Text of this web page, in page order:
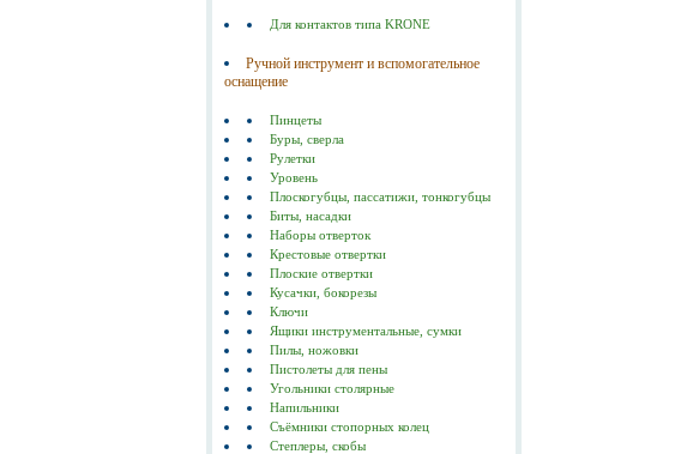
Для контактов типа KRONE
Ручной инструмент и вспомогательное
оснащение
Пинцеты
Буры, сверла
Рулетки
Уровень
Плоскогубцы, пассатижи, тонкогубцы
Биты, насадки
Наборы отверток
Крестовые отвертки
Плоские отвертки
Кусачки, бокорезы
Ключи
Ящики инструментальные, сумки
Пилы, ножовки
Пистолеты для пены
Угольники столярные
Напильники
Съёмники стопорных колец
Степлеры, скобы